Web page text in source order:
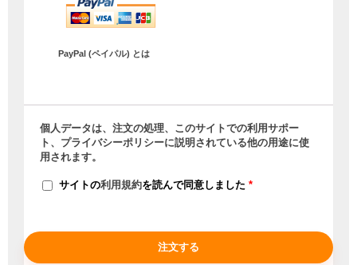
PayPal (ペイパル) とは
個人データは、注文の処理、このサイトでの利用サポー
ト、 プライバシーポリシーに説明されている他の用途に使
用されます。
サイトの利用規約を読んで同意しました *
注文する